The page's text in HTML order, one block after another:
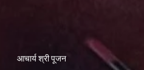
आचार्य श्री पूजन